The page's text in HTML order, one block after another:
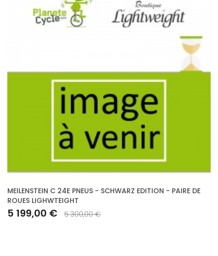
MEILENSTEIN C 24E PNEUS - SCHWARZ EDITION - PAIRE DE
ROUES LIGHWTEIGHT
5 199,00 € 5 300,00 €